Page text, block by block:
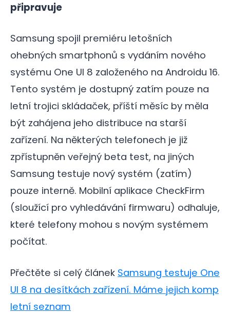
připravuje
Samsung spojil premiéru letošních
ohebných smartphonů s vydáním nového
systému One UI 8 založeného na Androidu 16.
Tento systém je dostupný zatím pouze na
letní trojici skládaček, příští měsíc by měla
být zahájena jeho distribuce na starší
zařízení. Na některých telefonech je již
zpřístupněn veřejný beta test, na jiných
Samsung testuje nový systém (zatím)
pouze interně. Mobilní aplikace CheckFirm
(sloužící pro vyhledávání firmwaru) odhaluje,
které telefony mohou s novým systémem
počítat.
Přečtěte si celý článek Samsung testuje One
UI 8 na desítkách zařízení. Máme jejich komp
letní seznam